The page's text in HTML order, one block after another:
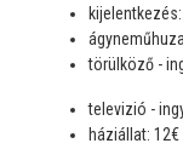
törülköző -
televizió -
háziállat: 12€